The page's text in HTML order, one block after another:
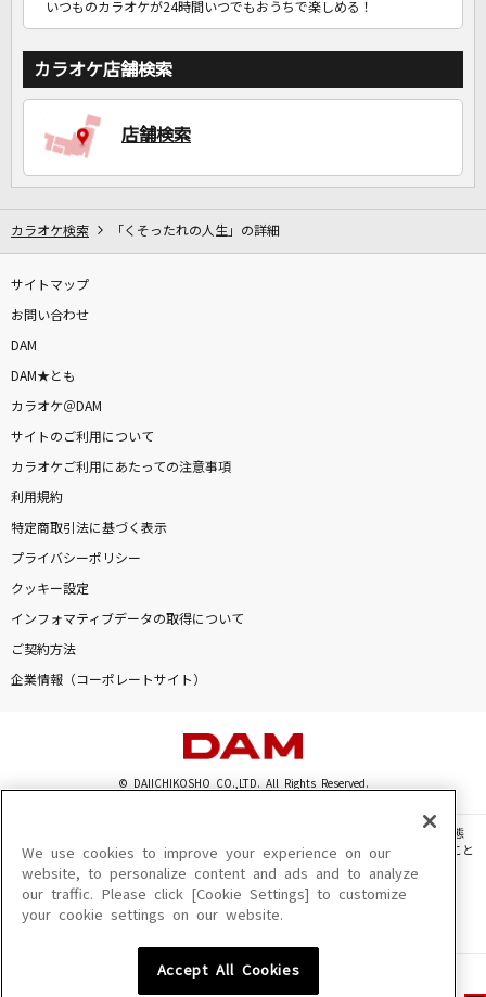
いつものカラオケが24時間いつでもおうちで楽しめる！
カラオケ店舗検索
店舗検索
カラオケ検索 「くそったれの人生」の詳細
サイトマップ
お問い合わせ
DAM
DAM★とも
カラオケ＠DAM
サイトのご利用について
カラオケご利用にあたっての注意事項
利用規約
特定商取引法に基づく表示
プライバシーポリシー
クッキー設定
インフォマティブデータの取得について
ご契約方法
企業情報（コーポレートサイト）
© DAIICHIKOSHO CO.,LTD. All Rights Reserved.
このサイトに掲載されている一切の文章・画像・写真・動画・音声等を、手段や形態
を問わず、著作権法の定める範囲を超えて無断で複製、転載、ファイル化などすること
を禁じます。
楽曲及びコンテンツは、機種によりご利用いただけない場合があります。
楽曲及びコンテンツの配信日、配信内容が変更になる場合があります。
We use cookies to improve your experience on our
website, to personalize content and ads and to analyze
our traffic. Please click [Cookie Settings] to customize
your cookie settings on our website.
Accept All Cookies